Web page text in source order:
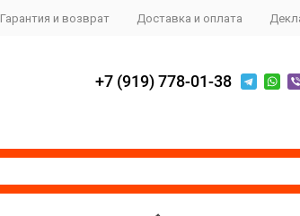
Гарантия и возврат Доставка и оплата
+7 (919) 778-01-38